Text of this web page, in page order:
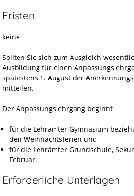
Fristen
keine
Sollten Sie sich zum Ausgleich
Ausbildung für einen
spätestens 1. August der
mitteilen.
Der Anpassungslehrgang beginnt
für die Lehrämter Gymnasium
den Weihnachtsferien und
für die Lehrämter Grundschule,
Februar.
Erforderliche Unterlagen